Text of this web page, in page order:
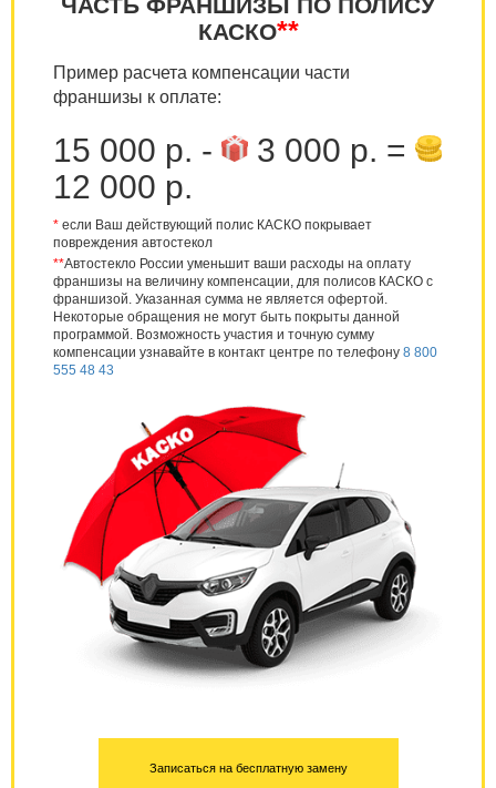
ЧАСТЬ ФРАНШИЗЫ ПО ПОЛИСУ
КАСКО**
Пример расчета компенсации части
франшизы к оплате:
15 000 р. -
3 000 р. =
12 000 р.
* если Ваш действующий полис КАСКО покрывает
повреждения автостекол
**Автостекло России уменьшит ваши расходы на оплату
франшизы на величину компенсации, для полисов КАСКО с
франшизой. Указанная сумма не является офертой.
Некоторые обращения не могут быть покрыты данной
программой. Возможность участия и точную сумму
компенсации узнавайте в контакт центре по телефону 8 800
555 48 43
Записаться на бесплатную замену